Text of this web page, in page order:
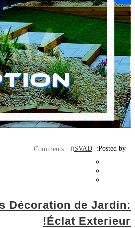
Posted by:
SVAD
0 Comments
Décoration de Jardin:
Éclat Exterieur!